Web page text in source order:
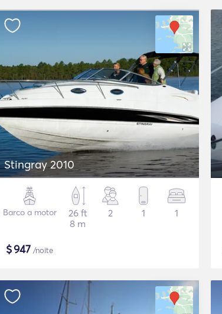
Stingray 2010
Barco a motor
26 ft
8 m
2 1 1
$947 /noite